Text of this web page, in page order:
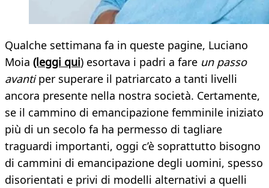
Qualche settimana fa in queste pagine, Luciano
Moia (leggi qui) esortava i padri a fare un passo
avantiper superare il patriarcato a tanti livelli
ancora presente nella nostra società. Certamente,
se il cammino di emancipazione femminile iniziato
più di un secolo fa ha permesso di tagliare
traguardi importanti, oggi c’è soprattutto bisogno
di cammini di emancipazione degli uomini, spesso
disorientati e privi di modelli alternativi a quelli